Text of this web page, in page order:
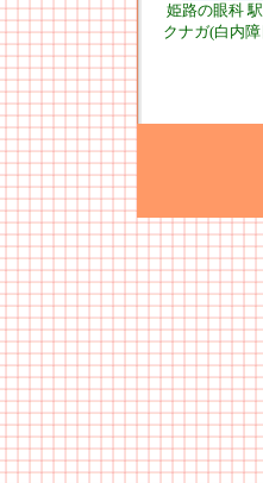
姫路の眼科
クナガ(白内